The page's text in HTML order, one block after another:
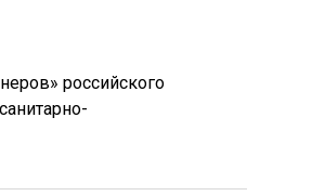
российского